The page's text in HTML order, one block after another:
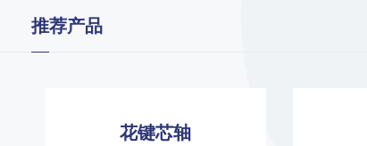
推荐产品
花键塞规